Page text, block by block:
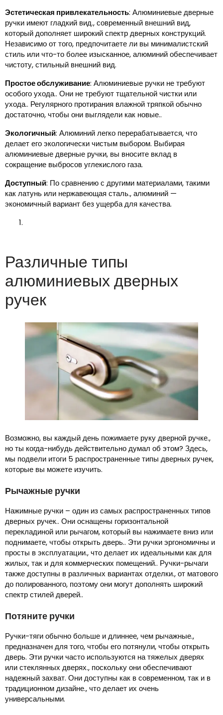
Эстетическая привлекательность: Алюминиевые дверные
ручки имеют гладкий вид., современный внешний вид,
который дополняет широкий спектр дверных конструкций.
Независимо от того, предпочитаете ли вы минималистский
стиль или что-то более изысканное, алюминий обеспечивает
чистоту, стильный внешний вид.
Простое обслуживание: Алюминиевые ручки не требуют
особого ухода.. Они не требуют тщательной чистки или
ухода.. Регулярного протирания влажной тряпкой обычно
достаточно, чтобы они выглядели как новые..
Экологичный: Алюминий легко перерабатывается, что
делает его экологически чистым выбором. Выбирая
алюминиевые дверные ручки, вы вносите вклад в
сокращение выбросов углекислого газа.
Доступный: По сравнению с другими материалами, такими
как латунь или нержавеющая сталь., алюминий —
экономичный вариант без ущерба для качества.
Различные типы
алюминиевых дверных
ручек
Возможно, вы каждый день пожимаете руку дверной ручке.,
но ты когда-нибудь действительно думал об этом? Здесь,
мы подвели итоги 5 распространенные типы дверных ручек,
которые вы можете изучить.
Рычажные ручки
Нажимные ручки – один из самых распространенных типов
дверных ручек.. Они оснащены горизонтальной
перекладиной или рычагом, который вы нажимаете вниз или
поднимаете, чтобы открыть дверь.. Эти ручки эргономичны и
просты в эксплуатации., что делает их идеальными как для
жилых, так и для коммерческих помещений.. Ручки-рычаги
также доступны в различных вариантах отделки., от матового
до полированного, поэтому они могут дополнять широкий
спектр стилей дверей..
Потяните ручки
Ручки-тяги обычно больше и длиннее, чем рычажные.,
предназначен для того, чтобы его потянули, чтобы открыть
дверь. Эти ручки часто используются на тяжелых дверях
или стеклянных дверях., поскольку они обеспечивают
надежный захват. Они доступны как в современном, так и в
традиционном дизайне., что делает их очень
универсальными.